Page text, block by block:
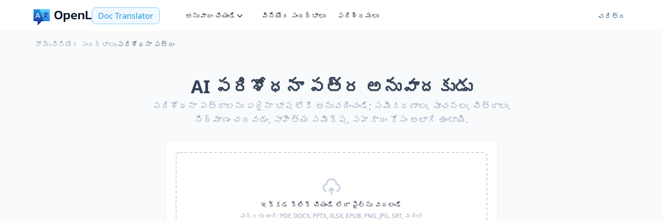
Doc Translator అనువాదం చేయండి వినియోగ సందర్భాలు పరిశ్రమలు చరిత్ర
హోమ్›వినియోగ సందర్భాలు›పరిశోధనా పత్రం
AI పరిశోధనా పత్ర అనువాదకుడు
పరిశోధనా పత్రాలను ఏదైనా భాష లోకి అనువదించండి; సమీకరణాలు, సూచనలు, చిత్రాలు,
నిర్మాణం చదవడం, సాహిత్య సమీక్ష, సహకారం కోసం అలాగే ఉంటాయి.
ఇక్కడ క్లిక్ చేయండి లేదా ఫైల్‌ను వదలండి
మద్దతు ఉంది: PDF, DOCX, PPTX, XLSX, EPUB, PNG, JPG, SRT, మరింత